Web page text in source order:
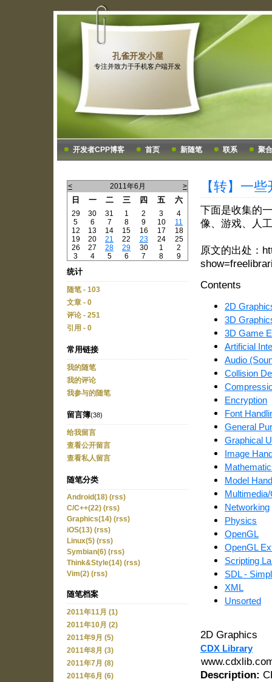
孔雀开发小屋
专注并致力于手机客户端开发
开发者CPP博客 首页 新随笔 联系 聚合
< 2011年6月 >
日 一 二 三 四 五 六
29 30 31 1 2 3
4
5
6 7 8 9 10
11
12
13 14 15 16 17
18
19
20 21 22 23 24
25
26
27 28 29 30 1
2
3
4 5 6 7 8 9
统计
随笔 - 103
文章 - 0
评论 - 251
引用 - 0
常用链接
我的随笔
我的评论
我参与的随笔
留言簿(38)
给我留言
查看公开留言
查看私人留言
随笔分类
Android(18) (rss)
C/C++(22) (rss)
Graphics(14) (rss)
iOS(13) (rss)
Linux(5) (rss)
Symbian(6) (rss)
Think&Style(14) (rss)
Vim(2) (rss)
随笔档案
2011年11月 (1)
2011年10月 (2)
2011年9月 (5)
2011年8月 (3)
2011年7月 (8)
2011年6月 (6)
【转】一
下面是收集的
像、游戏、人
原文的出处：
Contents
2D
3D
3D Game
Artificial
Audio
Collision
Encryption
Font
General
Graphical
Image
Model
Networking
Physics
OpenGL
OpenGL
Scripting
SDL -
XML
Unsorted
2D Graphics
CDX Library
Description: